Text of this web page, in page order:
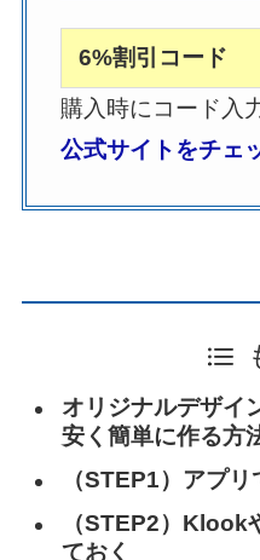
6%割引コード
購入時にコード入
公式サイトをチェ
オリジナルデザイ
安く簡単に作る方
（STEP1）アプ
（STEP2）
ておく